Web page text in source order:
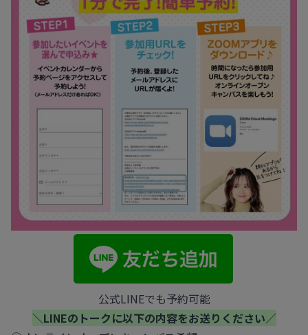
公式LINEでも予約可能
＼LINEのトークに以下の内容をお送りください／